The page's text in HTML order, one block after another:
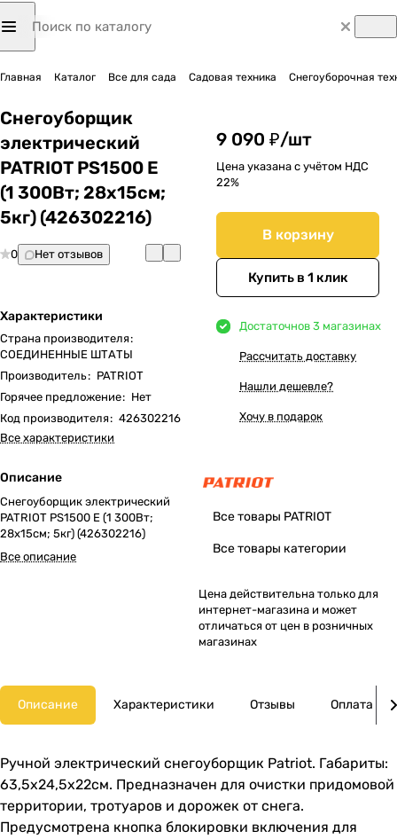
Главная Каталог Все для сада Садовая техника Снегоуборочная
Снегоуборщик
электрический
PATRIOT PS1500 E
(1 300Вт; 28х15см;
5кг) (426302216)
0 Нет отзывов
Характеристики
Страна производителя:
СОЕДИНЕННЫЕ ШТАТЫ
Производитель: PATRIOT
Горячее предложение: Нет
Код производителя: 426302216
Все характеристики
Описание
Снегоуборщик электрический
PATRIOT PS1500 E (1 300Вт;
28х15см; 5кг) (426302216)
Все описание
9 090 ₽/шт
Цена указана с учётом НДС
22%
В корзину
Купить в 1 клик
Достаточнов 3 магазинах
Рассчитать доставку
Нашли дешевле?
Хочу в подарок
Все товары PATRIOT
Все товары категории
Цена действительна только для
интернет-магазина и может
отличаться от цен в розничных
магазинах
Описание Характеристики Отзывы Оплата
Ручной электрический снегоуборщик Patriot. Габариты:
63,5х24,5х22см. Предназначен для очистки придомовой
территории, тротуаров и дорожек от снега.
Предусмотрена кнопка блокировки включения для